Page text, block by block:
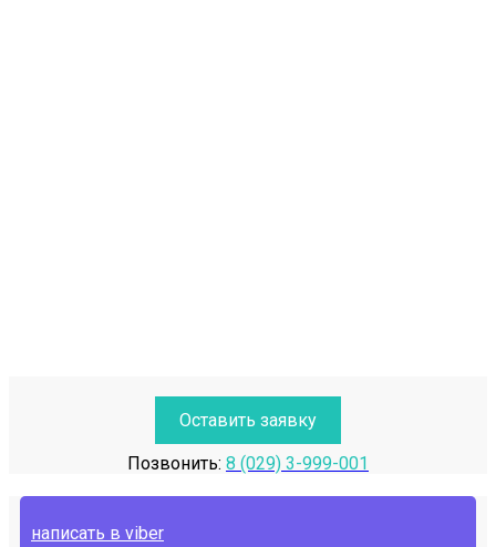
Оставить заявку
Позвонить: 8 (029) 3-999-001
написать в viber